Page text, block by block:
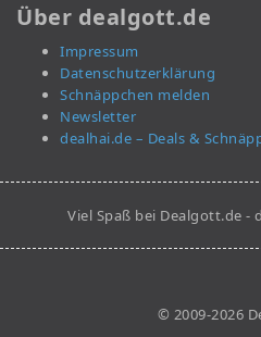
Über dealgott.de
Impressum
Datenschutzerklärung
Schnäppchen melden
Newsletter
dealhai.de – Deals &
Viel Spaß bei Dealgott.de -
© 2009-2026